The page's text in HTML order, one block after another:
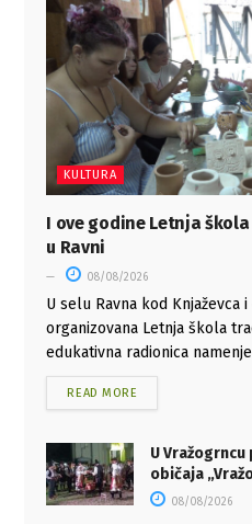
KULTURA
I ove godine Letnja
u Ravni
08/08/2026
U selu Ravna kod Knjaževca
organizovana Letnja škola
edukativna radionica
READ MORE
U
običaja
08/08/2026